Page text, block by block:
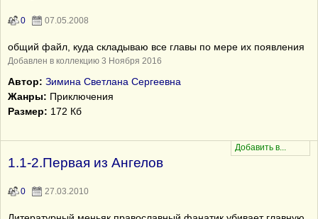
0 07.05.2008
общий файл, куда складываю все главы по мере их появления
Добавлен в коллекцию 3 Ноября 2016
Автор: Зимина Светлана Сергеевна
Жанры: Приключения
Размер: 172 Кб
1.1-2.Первая из Ангелов
0 27.03.2010